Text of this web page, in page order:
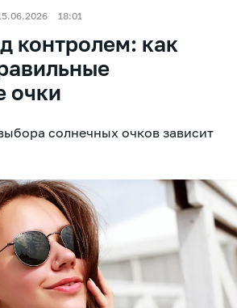
18:01
контролем: как
очки
солнечных очков зависит